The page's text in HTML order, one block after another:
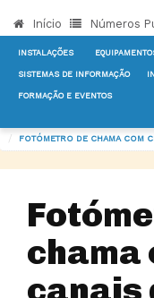
Início Números
INSTALAÇÕES
SISTEMAS DE INFORMAÇÃO
FORMAÇÃO E EVENTOS
FOTÓMETRO DE CHAMA COM
chama